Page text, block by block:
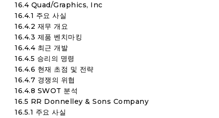
16.4 Quad/Graphics, Inc
16.4.1 주요 사실
16.4.2 재무 개요
16.4.3 제품 벤치마킹
16.4.4 최근 개발
16.4.5 승리의 명령
16.4.6 현재 초점 및 전략
16.4.7 경쟁의 위협
16.4.8 SWOT 분석
16.5 RR Donnelley & Sons Company
16.5.1 주요 사실